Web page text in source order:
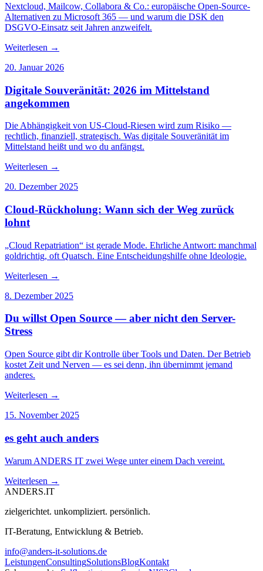
Nextcloud, Mailcow, Collabora & Co.: europäische Open-Source-
Alternativen zu Microsoft 365 — und warum die DSK den
DSGVO-Einsatz seit Jahren anzweifelt.
Weiterlesen →
20. Januar 2026
Digitale Souveränität: 2026 im Mittelstand
angekommen
Die Abhängigkeit von US-Cloud-Riesen wird zum Risiko —
rechtlich, finanziell, strategisch. Was digitale Souveränität im
Mittelstand heißt und wo du anfängst.
Weiterlesen →
20. Dezember 2025
Cloud-Rückholung: Wann sich der Weg zurück
lohnt
„Cloud Repatriation“ ist gerade Mode. Ehrliche Antwort: manchmal
goldrichtig, oft Quatsch. Eine Entscheidungshilfe ohne Ideologie.
Weiterlesen →
8. Dezember 2025
Du willst Open Source — aber nicht den Server-
Stress
Open Source gibt dir Kontrolle über Tools und Daten. Der Betrieb
kostet Zeit und Nerven — es sei denn, ihn übernimmt jemand
anderes.
Weiterlesen →
15. November 2025
es geht auch anders
Warum ANDERS IT zwei Wege unter einem Dach vereint.
Weiterlesen →
ANDERS.IT
zielgerichtet. unkompliziert. persönlich.
IT-Beratung, Entwicklung & Betrieb.
info@anders-it-solutions.de
LeistungenConsultingSolutionsBlogKontakt